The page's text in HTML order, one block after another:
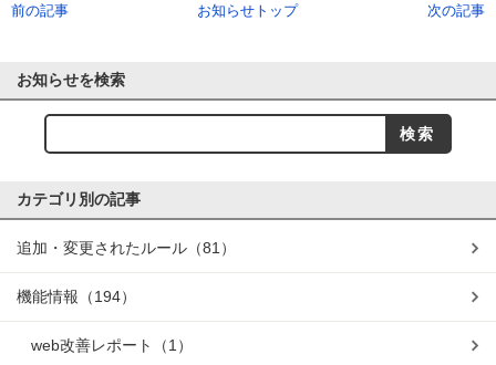
前の記事 お知らせトップ 次の記事
お知らせを検索
カテゴリ別の記事
追加・変更されたルール （81）
機能情報 （194）
web改善レポート （1）